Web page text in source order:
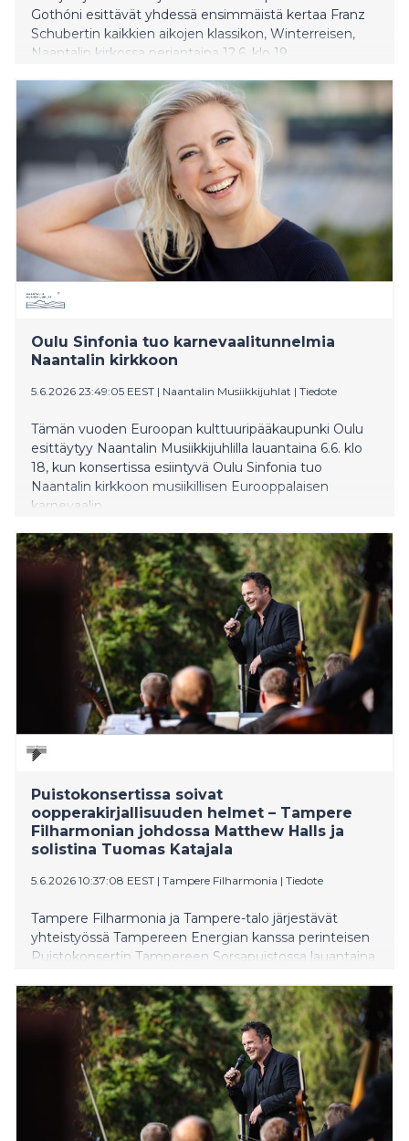
Gothóni esittävät yhdessä ensimmäistä kertaa Franz
Schubertin kaikkien aikojen klassikon, Winterreisen,
Naantalin kirkossa perjantaina 12.6. klo 19.
Oulu Sinfonia tuo karnevaalitunnelmia
Naantalin kirkkoon
5.6.2026 23:49:05 EEST | Naantalin Musiikkijuhlat | Tiedote
Tämän vuoden Euroopan kulttuuripääkaupunki Oulu
esittäytyy Naantalin Musiikkijuhlilla lauantaina 6.6. klo
18, kun konsertissa esiintyvä Oulu Sinfonia tuo
Naantalin kirkkoon musiikillisen Eurooppalaisen
karnevaalin.
Puistokonsertissa soivat
oopperakirjallisuuden helmet – Tampere
Filharmonian johdossa Matthew Halls ja
solistina Tuomas Katajala
5.6.2026 10:37:08 EEST | Tampere Filharmonia | Tiedote
Tampere Filharmonia ja Tampere-talo järjestävät
yhteistyössä Tampereen Energian kanssa perinteisen
Puistokonsertin Tampereen Sorsapuistossa lauantaina
orkesterin ylikapellimestari Matthew Halls, ja solistina
laulaa tenori Tuomas Katajala. Puistokonsertti alkaa klo
18, ja DJ Juissi virittää puistotunnelman jo klo 15
alkaen. Tapahtumaan on vapaa pääsy.